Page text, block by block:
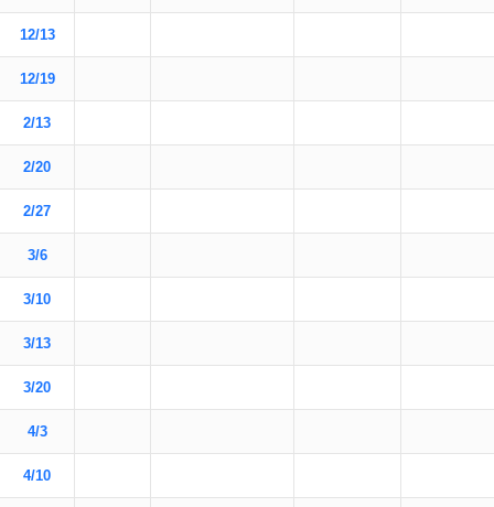
12/13
12/19
2/13
2/20
2/27
3/6
3/10
3/13
3/20
4/3
4/10